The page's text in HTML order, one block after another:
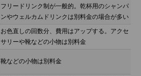
フリードリンク制が一般的。乾杯用のシャンパ
ンやウェルカムドリンクは別料金の場合が多い
お色直しの回数分、費用はアップする。アクセ
サリーや靴などの小物は別料金
靴などの小物は別料金